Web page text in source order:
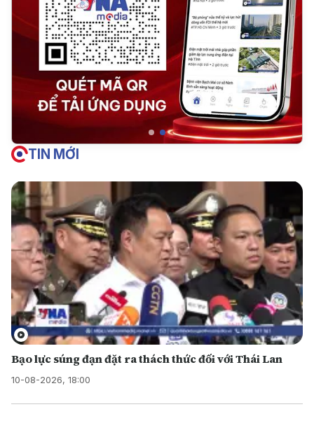
TIN MỚI
Bạo lực súng đạn đặt ra thách thức đối với Thái Lan
10-08-2026, 18:00